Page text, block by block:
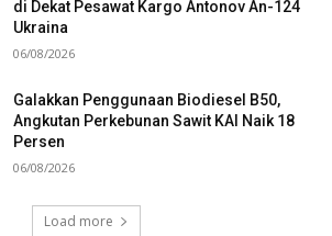
di Dekat Pesawat Kargo Antonov An-124
Ukraina
06/08/2026
Galakkan Penggunaan Biodiesel B50,
Angkutan Perkebunan Sawit KAI Naik 18
Persen
06/08/2026
Load more